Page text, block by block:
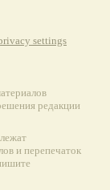
settings
редакции
и перепечаток